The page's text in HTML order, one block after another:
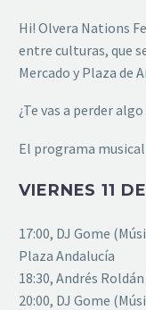
Hi! Olvera Nations
entre culturas, que
Mercado y Plaza de
¿Te vas a perder algo
El programa
VIERNES 11
17:00, DJ Gome
Plaza Andalucía
18:30, Andrés
20:00, DJ Gome